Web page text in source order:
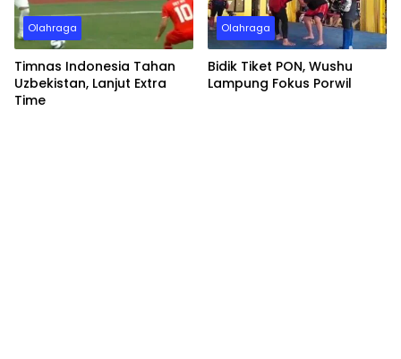
Olahraga
Timnas Indonesia Tahan
Uzbekistan, Lanjut Extra
Time
Olahraga
Bidik Tiket PON, Wushu
Lampung Fokus Porwil